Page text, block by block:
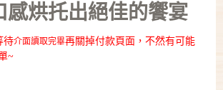
感烘托出絕佳的饗宴
待介面讀取完畢再關掉付款頁面，不然有可能
~